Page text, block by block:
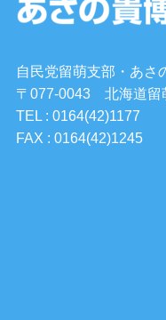
自民党留萌支部・あさ
〒077-0043 北海道留
TEL : 0164(42)1177
FAX : 0164(42)1245